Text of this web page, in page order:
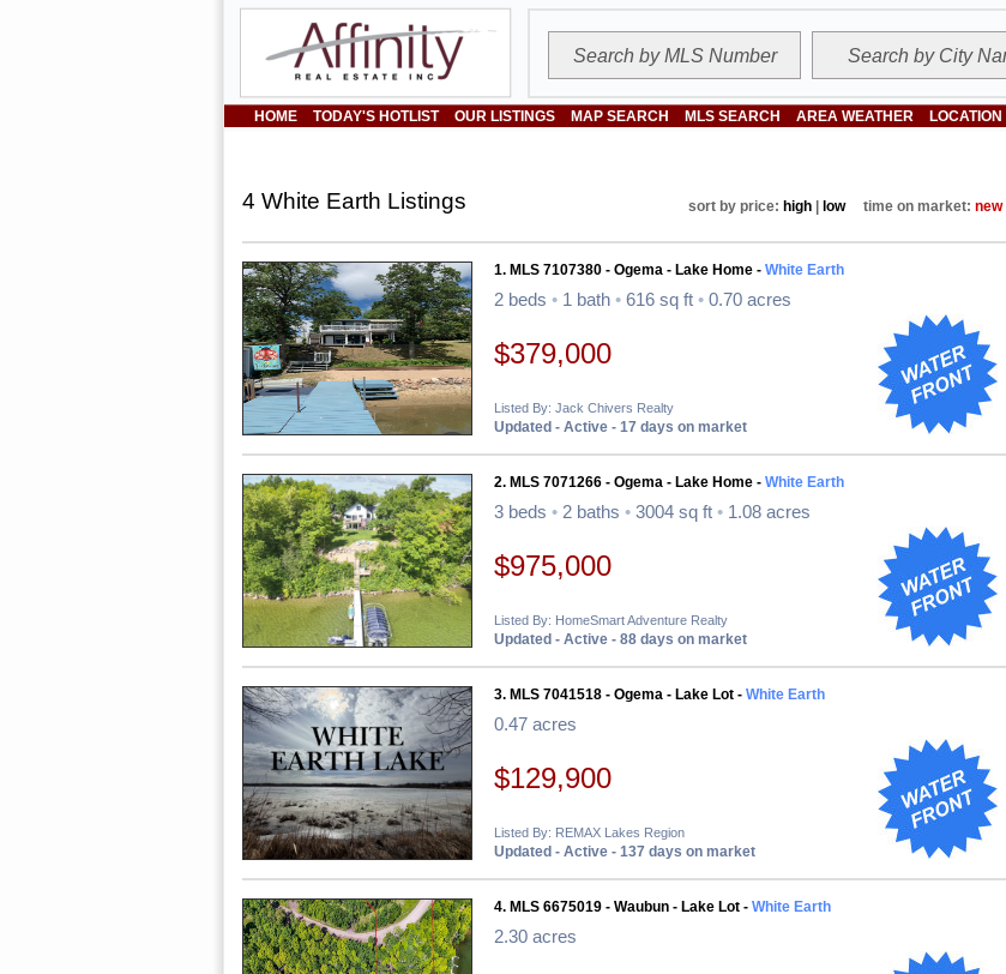
HOME TODAY'S HOTLIST OUR LISTINGS MAP SEARCH MLS SEARCH AREA WEATHER LOCATION
4 White Earth Listings sort by price: high lowtime on market: new|
1. MLS 7107380 - Ogema - Lake Home - White Earth
2 beds • 1 bath • 616 sq ft • 0.70 acres
$379,000
Listed By: Jack Chivers Realty
Updated - Active - 17 days on market
2. MLS 7071266 - Ogema - Lake Home - White Earth
3 beds • 2 baths • 3004 sq ft • 1.08 acres
$975,000
Listed By: HomeSmart Adventure Realty
Updated - Active - 88 days on market
3. MLS 7041518 - Ogema - Lake Lot - White Earth
0.47 acres
$129,900
Listed By: REMAX Lakes Region
Updated - Active - 137 days on market
4. MLS 6675019 - Waubun - Lake Lot - White Earth
2.30 acres